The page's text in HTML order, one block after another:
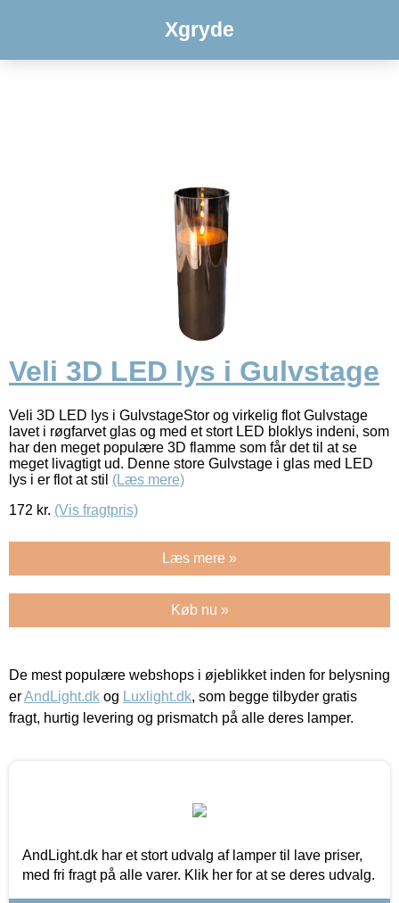
Xgryde
Veli 3D LED lys i Gulvstage
Veli 3D LED lys i GulvstageStor og virkelig flot Gulvstage
lavet i røgfarvet glas og med et stort LED bloklys indeni, som
har den meget populære 3D flamme som får det til at se
meget livagtigt ud. Denne store Gulvstage i glas med LED
lys i er flot at stil (Læs mere)
172 kr. (Vis fragtpris)
Læs mere »
Køb nu »
De mest populære webshops i øjeblikket inden for belysning
erAndLight.dk og Luxlight.dk, som begge tilbyder gratis
fragt, hurtig levering og prismatch på alle deres lamper.
AndLight.dk har et stort udvalg af lamper til lave priser,
med fri fragt på alle varer. Klik her for at se deres udvalg.